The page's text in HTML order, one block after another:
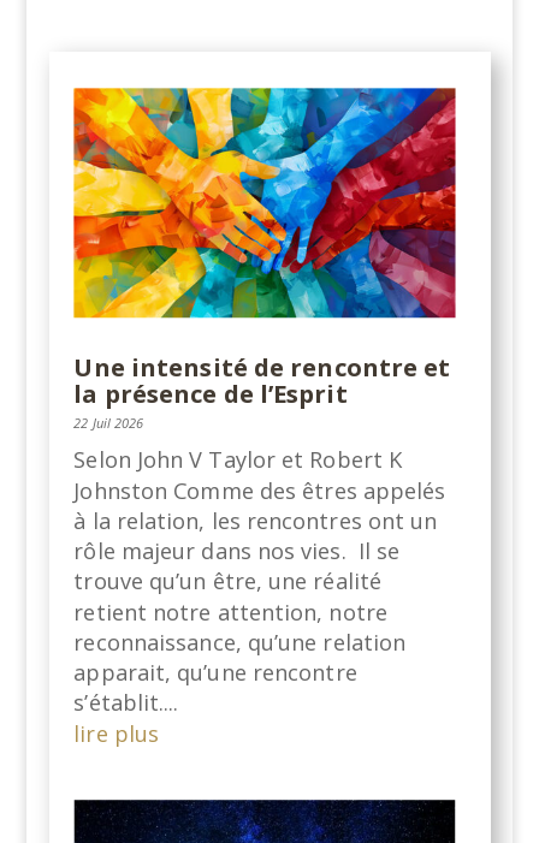
Une intensité de rencontre et
la présence de l’Esprit
22 Juil 2026
Selon John V Taylor et Robert K
Johnston Comme des êtres appelés
à la relation, les rencontres ont un
rôle majeur dans nos vies. Il se
trouve qu’un être, une réalité
retient notre attention, notre
reconnaissance, qu’une relation
apparait, qu’une rencontre
s’établit....
lire plus